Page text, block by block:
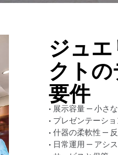
ジュ
クト
要件
• 展示容量 — 小さ
• プレゼンテーシ
• 什器の柔軟性 —
• 日常運用 — アシ